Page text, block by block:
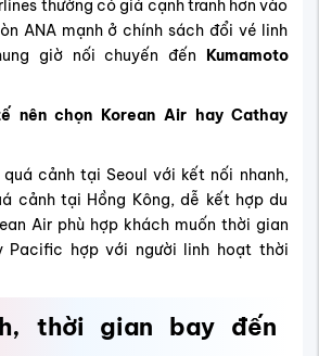
thời gian bay đến
National Tourism Organization
JR Kyushu, hành khách từ Việt Nam
Fukuoka (FUK), sau đó tiếp tục bằng
xe buýt cao tốc. Cục Hàng không
nhận hiện chưa có đường bay thẳng,
sẽ quá cảnh một hoặc hai điểm, phổ
Haneda), Osaka (Kansai) hoặc